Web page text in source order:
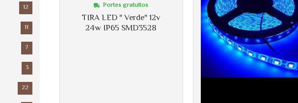
12
11
7
3
22
TIRA LED " Verde" 12v
24w IP65 SMD3528
Portes gratuitos